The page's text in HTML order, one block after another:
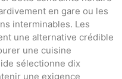
en gare ou les
interminables. Les
une alternative crédible
une cuisine
sélectionne dix
une exigence